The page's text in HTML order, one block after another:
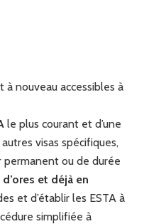
à nouveau accessibles à
le plus courant et d’une
visas spécifiques,
permanent ou de durée
et déjà en
et d’établir les ESTA à
simplifiée à